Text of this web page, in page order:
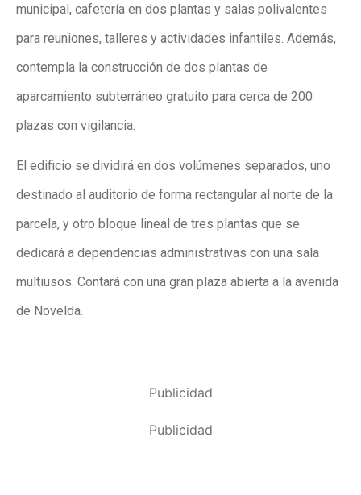
municipal, cafetería en dos plantas y salas polivalentes
para reuniones, talleres y actividades infantiles. Además,
contempla la construcción de dos plantas de
aparcamiento subterráneo gratuito para cerca de 200
plazas con vigilancia.
El edificio se dividirá en dos volúmenes separados, uno
destinado al auditorio de forma rectangular al norte de la
parcela, y otro bloque lineal de tres plantas que se
dedicará a dependencias administrativas con una sala
multiusos. Contará con una gran plaza abierta a la avenida
de Novelda.
Publicidad
Publicidad